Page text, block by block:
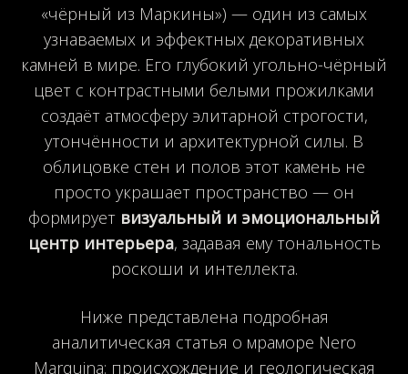
«чёрный из Маркины») — один из самых
узнаваемых и эффектных декоративных
камней в мире. Его глубокий угольно-чёрный
цвет с контрастными белыми прожилками
создаёт атмосферу элитарной строгости,
утончённости и архитектурной силы. В
облицовке стен и полов этот камень не
просто украшает пространство — он
формирует визуальный и эмоциональный
центр интерьера, задавая ему тональность
роскоши и интеллекта.
Ниже представлена подробная
аналитическая статья о мраморе Nero
Marquina: происхождение и геологическая